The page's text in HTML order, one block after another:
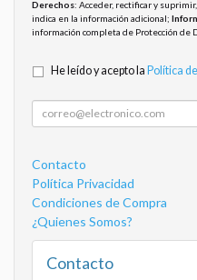
Derechos: Acceder, rectificar y
indica en la información adicional;
información completa de Protección de
He leído y acepto la Política
Contacto
Política Privacidad
Condiciones de Compra
¿Quienes Somos?
Contacto